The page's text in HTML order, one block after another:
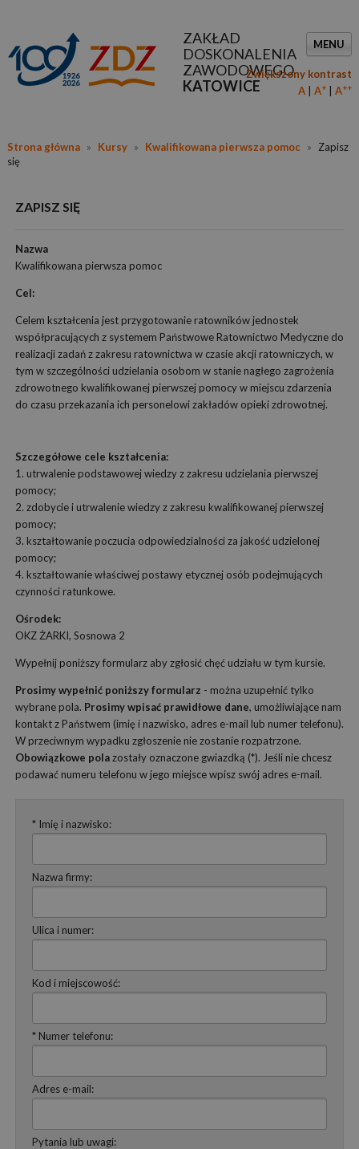
ZAKŁAD
DOSKONALENIA
ZAWODOWEGO
KATOWICE
MENU
Zwiększony kontrast
A
A+ A++
Strona główna » Kursy » Kwalifikowana pierwsza pomoc »
Zapisz
się
ZAPISZ SIĘ
Nazwa
Kwalifikowana pierwsza pomoc
Cel:
Celem kształcenia jest przygotowanie ratowników jednostek
współpracujących z systemem Państwowe Ratownictwo Medyczne do
realizacji zadań z zakresu ratownictwa w czasie akcji ratowniczych, w
tym w szczególności udzielania osobom w stanie nagłego zagrożenia
zdrowotnego kwalifikowanej pierwszej pomocy w miejscu zdarzenia
do czasu przekazania ich personelowi zakładów opieki zdrowotnej.
Szczegółowe cele kształcenia:
1. utrwalenie podstawowej wiedzy z zakresu udzielania pierwszej
pomocy;
2. zdobycie i utrwalenie wiedzy z zakresu kwalifikowanej pierwszej
pomocy;
3. kształtowanie poczucia odpowiedzialności za jakość udzielonej
pomocy;
4. kształtowanie właściwej postawy etycznej osób podejmujących
czynności ratunkowe.
Ośrodek:
OKZ ŻARKI, Sosnowa 2
Wypełnij poniższy formularz aby zgłosić chęć udziału w tym kursie.
Prosimy wypełnić poniższy formularz - można uzupełnić tylko
wybrane pola. Prosimy wpisać prawidłowe dane, umożliwiające nam
kontakt z Państwem (imię i nazwisko, adres e-mail lub numer telefonu).
W przeciwnym wypadku zgłoszenie nie zostanie rozpatrzone.
Obowiązkowe polazostały oznaczone gwiazdką (*). Jeśli nie chcesz
podawać numeru telefonu w jego miejsce wpisz swój adres e-mail.
* Imię i nazwisko:
Nazwa firmy:
Ulica i numer:
Kod i miejscowość:
* Numer telefonu:
Adres e-mail:
Pytania lub uwagi: